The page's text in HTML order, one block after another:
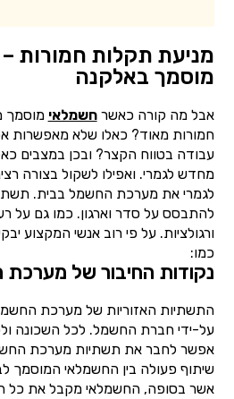
מניעת תקלות חמורות
מוסמך באלקנה
אבל מה קורה כאשרחשמלאי מוסמך
חמורות מאוד? כאלו שלא מאפשרות
עבודה בטווח הקצר? ובכן במצבים
מחדש לגמרי. ואפילו לשקול בצורה
לגמרי את מערכת החשמל בבית.
להתבסס על סדר וארגון. כמו גם על
ורגולציות. על פי רוב אנשי המקצוע
כמו:
נקודות החיבור של
התשתיות האזוריות של מערכת
על-ידי חברת החשמל. לכל השכונה
אפשר לחבר את תשתיות מערכת
שיתוף פעולה בין החשמלאי המוסמך
אשר בסופה, החשמלאי מקבל את כל